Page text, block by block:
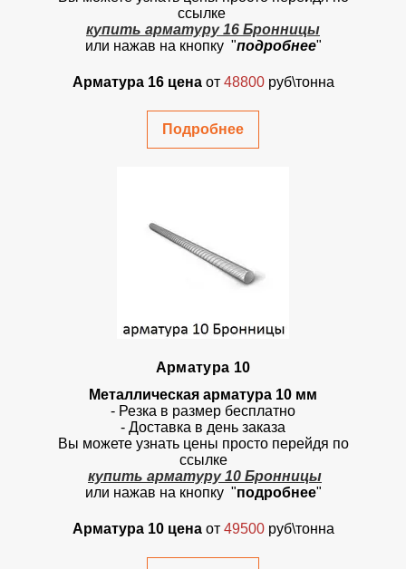
ссылке
купить арматуру 16 Бронницы
или нажав на кнопку "подробнее"
Арматура 16 цена от 48800 руб\тонна
Подробнее
Арматура 10
Металлическая арматура 10 мм
- Резка в размер бесплатно
- Доставка в день заказа
Вы можете узнать цены просто перейдя по
ссылке
купить арматуру 10 Бронницы
или нажав на кнопку "подробнее"
Арматура 10 цена от 49500 руб\тонна